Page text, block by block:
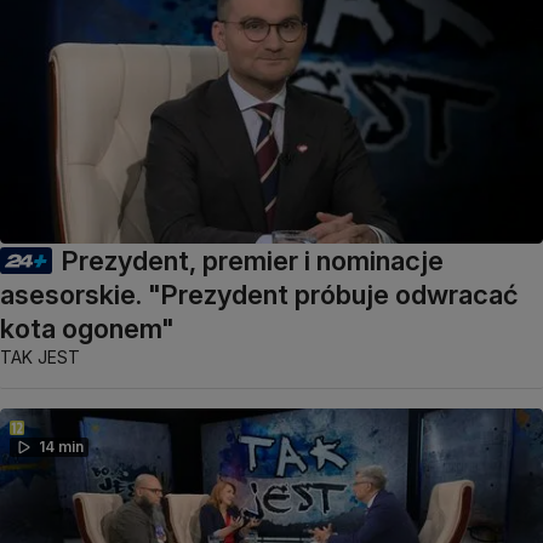
Prezydent, premier i nominacje
asesorskie. "Prezydent próbuje odwracać
kota ogonem"
TAK JEST
14 min